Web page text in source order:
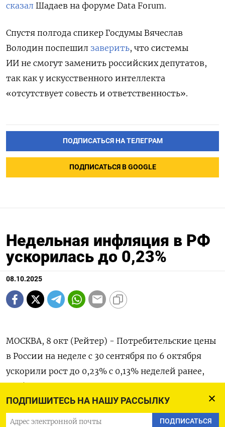
ПОДПИШИТЕСЬ НА НАШУ РАССЫЛКУ
ПОДПИСАТЬСЯ
сказал Шадаев на форуме Data Forum.
Спустя полгода спикер Госдумы Вячеслав
Володин поспешил заверить, что системы
ИИ не смогут заменить российских депутатов,
так как у искусственного интеллекта
«отсутствует совесть и ответственность».
ПОДПИСАТЬСЯ НА ТЕЛЕГРАМ
ПОДПИСАТЬСЯ В GOOGLE
Недельная инфляция в РФ
ускорилась до 0,23%
08.10.2025
МОСКВА, 8 окт (Рейтер) - Потребительские цены
в России на неделе с 30 сентября по 6 октября
ускорили рост до 0,23% с 0,13% неделей ранее,
Последний раз такой рост был зафиксирован в